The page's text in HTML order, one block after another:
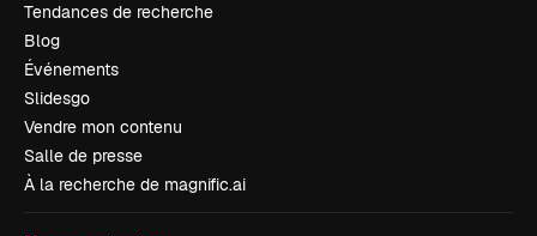
Tendances de recherche
Blog
Événements
Slidesgo
Vendre mon contenu
Salle de presse
À la recherche de magnific.ai